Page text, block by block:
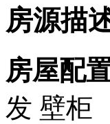
房源描
房屋配
发 壁柜